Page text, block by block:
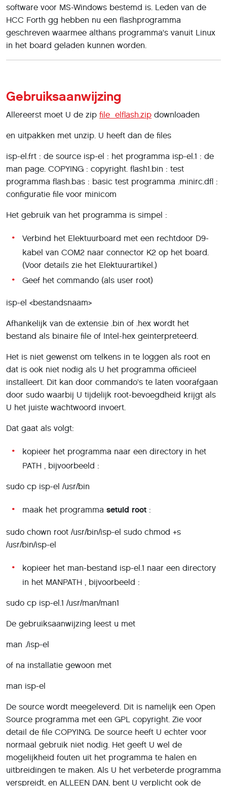
software voor MS-Windows bestemd is. Leden van de
HCC Forth gg hebben nu een flashprogramma
geschreven waarmee althans programma's vanuit Linux
in het board geladen kunnen worden.
Gebruiksaanwijzing
Allereerst moet U de zip file elflash.zip downloaden
en uitpakken met unzip. U heeft dan de files
isp-el.frt : de source isp-el : het programma isp-el.1 : de
man page. COPYING : copyright. flash1.bin : test
programma flash.bas : basic test programma .minirc.dfl :
configuratie file voor minicom
Het gebruik van het programma is simpel :
Verbind het Elektuurboard met een rechtdoor D9-
kabel van COM2 naar connector K2 op het board.
(Voor details zie het Elektuurartikel.)
Geef het commando (als user root)
isp-el <bestandsnaam>
Afhankelijk van de extensie .bin of .hex wordt het
bestand als binaire file of Intel-hex geinterpreteerd.
Het is niet gewenst om telkens in te loggen als root en
dat is ook niet nodig als U het programma officieel
installeert. Dit kan door commando's te laten voorafgaan
door sudo waarbij U tijdelijk root-bevoegdheid krijgt als
U het juiste wachtwoord invoert.
Dat gaat als volgt:
kopieer het programma naar een directory in het
PATH , bijvoorbeeld :
sudo cp isp-el /usr/bin
maak het programma setuid root :
sudo chown root /usr/bin/isp-el sudo chmod +s
/usr/bin/isp-el
kopieer het man-bestand isp-el.1 naar een directory
in het MANPATH , bijvoorbeeld :
sudo cp isp-el.1 /usr/man/man1
De gebruiksaanwijzing leest u met
man ./isp-el
of na installatie gewoon met
man isp-el
De source wordt meegeleverd. Dit is namelijk een Open
Source programma met een GPL copyright. Zie voor
detail de file COPYING. De source heeft U echter voor
normaal gebruik niet nodig. Het geeft U wel de
mogelijkheid fouten uit het programma te halen en
uitbreidingen te maken. Als U het verbeterde programma
verspreidt, en ALLEEN DAN, bent U verplicht ook de